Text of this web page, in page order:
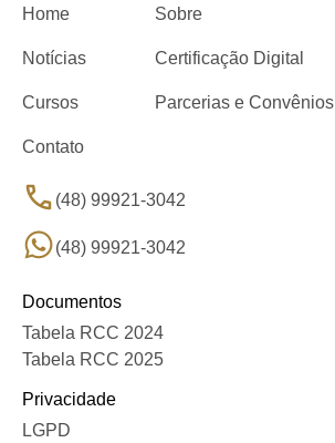
Home Sobre
Notícias Certificação Digital
Cursos Parcerias e Convênios
Contato
(48) 99921-3042
(48) 99921-3042
Documentos
Tabela RCC 2024
Tabela RCC 2025
Privacidade
LGPD